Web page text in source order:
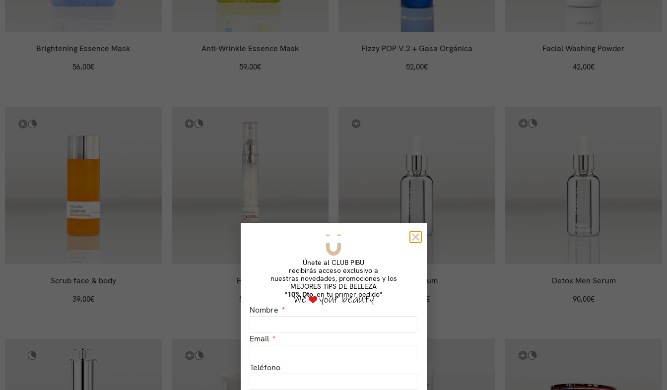
Brightening Essence Mask
56,00€
Anti-Wrinkle Essence Mask
59,00€
Fizzy POP V.2 + Gasa Orgánica
52,00€
Facial Washing Powder
42,00€
Scrub face & body
39,00€
Eye Gel
59,00
Ten Serum
€
Detox Men Serum
90,00€
Únete al CLUB PIBU
recibirás acceso exclusivo a
nuestras novedades, promociones y los
MEJORES TIPS DE BELLEZA
"10% Dto.en tu primer pedido"
Nombre
Email
Teléfono